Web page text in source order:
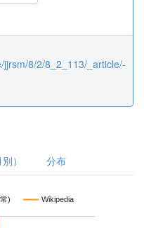
8/2/8_2_113/_article/-
） 分布
) Wikipedia